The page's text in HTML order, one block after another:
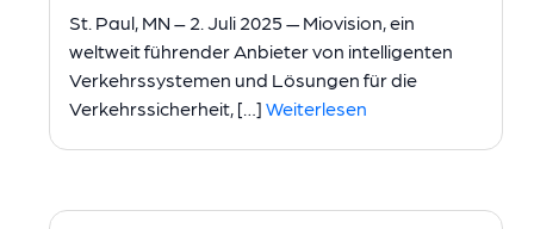
St. Paul, MN – 2. Juli 2025 — Miovision, ein
weltweit führender Anbieter von intelligenten
Verkehrssystemen und Lösungen für die
Verkehrssicherheit, […] Weiterlesen